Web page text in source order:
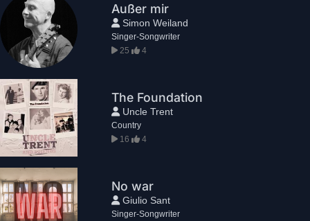
Außer mir
Simon Weiland
Singer-Songwriter
25
4
The Foundation
Uncle Trent
Country
16
4
No war
Giulio Sant
Singer-Songwriter